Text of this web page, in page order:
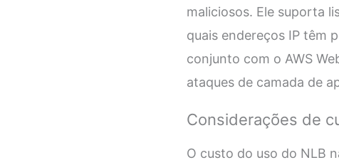
maliciosos. Ele suporta
quais endereços IP têm
conjunto com o AWS
ataques de camada de
Considerações de
O custo do uso do NLB